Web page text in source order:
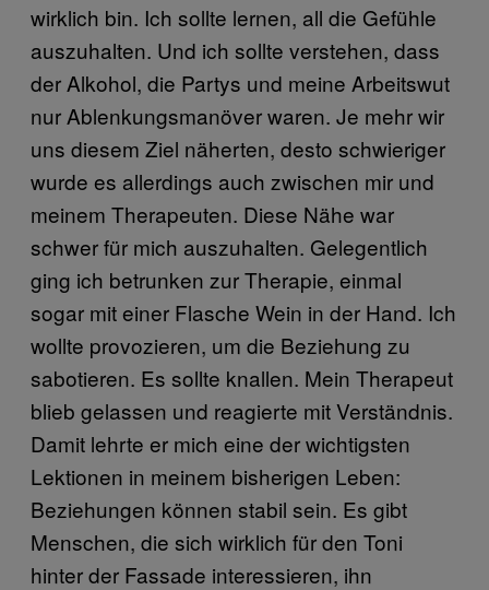
wirklich bin. Ich sollte lernen, all die Gefühle
auszuhalten. Und ich sollte verstehen, dass
der Alkohol, die Partys und meine Arbeitswut
nur Ablenkungsmanöver waren. Je mehr wir
uns diesem Ziel näherten, desto schwieriger
wurde es allerdings auch zwischen mir und
meinem Therapeuten. Diese Nähe war
schwer für mich auszuhalten. Gelegentlich
ging ich betrunken zur Therapie, einmal
sogar mit einer Flasche Wein in der Hand. Ich
wollte provozieren, um die Beziehung zu
sabotieren. Es sollte knallen. Mein Therapeut
blieb gelassen und reagierte mit Verständnis.
Damit lehrte er mich eine der wichtigsten
Lektionen in meinem bisherigen Leben:
Beziehungen können stabil sein. Es gibt
Menschen, die sich wirklich für den Toni
hinter der Fassade interessieren, ihn